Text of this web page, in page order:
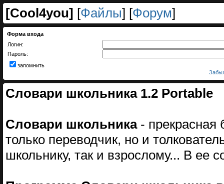
[Cool4you] [Файлы] [Форум]
Форма входа
Логин:
Пароль:
запомнить
Словари школьника 1.2 Portable
Словари школьника- прекрасная
только переводчик, но и
школьнику, так и взрослому... В ее